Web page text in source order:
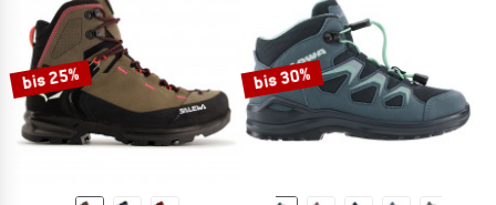
bis 25% bis 30%